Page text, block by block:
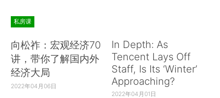
私房课
向松祚：宏观经济70
讲，带你了解国内外
经济大局
2022年04月06日
In Depth: As
Tencent Lays Off
Staff, Is Its ‘Winter’
Approaching?
2022年04月01日